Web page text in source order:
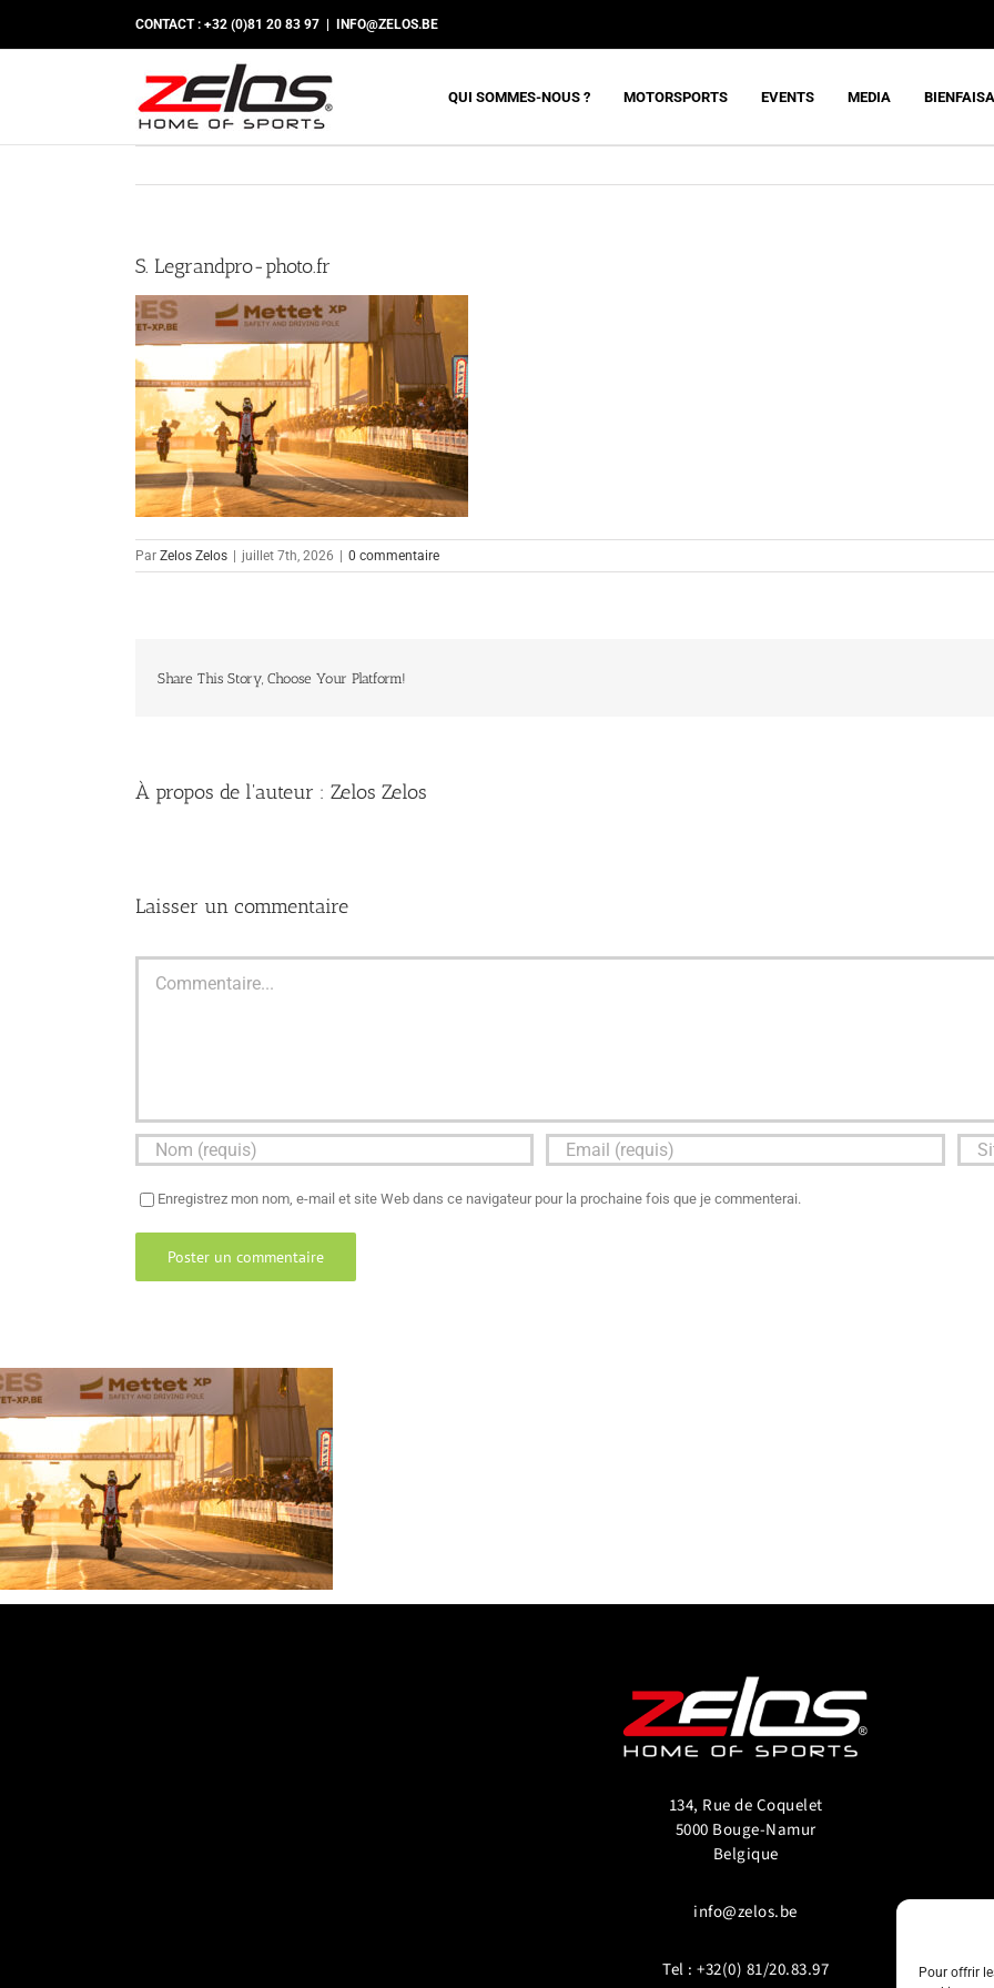
Pour offrir
contenu
CONTACT : +32 (0)81 20 83 97 INFO@ZELOS.BE
QUI SOMMES-NOUS ? MOTORSPORTS EVENTS MEDIA
S. Legrandpro-photo.fr
Par Zelos Zelos juillet 7th, 2026 0 commentaire
Share This Story, Choose Your Platform!
À propos de l'auteur : Zelos Zelos
Laisser un commentaire
Enregistrez mon nom, e-mail et site Web dans ce navigateur pour la prochaine fois que je commenterai.
134, Rue de Coquelet
5000 Bouge-Namur
Belgique
info@zelos.be
Tel : +32(0) 81/20.83.97